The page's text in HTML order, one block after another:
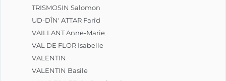
TRISMOSIN Salomon
UD-DÎN' ATTAR Farîd
VAILLANT Anne-Marie
VAL DE FLOR Isabelle
VALENTIN
VALENTIN Basile